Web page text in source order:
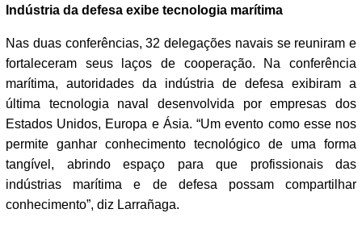
Indústria da defesa exibe tecnologia marítima
Nas duas conferências, 32 delegações navais se reuniram e
fortaleceram seus laços de cooperação. Na conferência
marítima, autoridades da indústria de defesa exibiram a
última tecnologia naval desenvolvida por empresas dos
Estados Unidos, Europa e Ásia. “Um evento como esse nos
permite ganhar conhecimento tecnológico de uma forma
tangível, abrindo espaço para que profissionais das
indústrias marítima e de defesa possam compartilhar
conhecimento”, diz Larrañaga.